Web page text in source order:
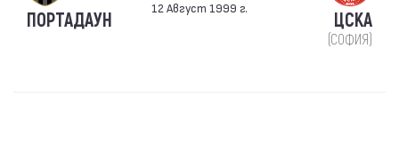
ПОРТАДАУН
12 Август 1999 г.
ЦСКА
(СОФИЯ)